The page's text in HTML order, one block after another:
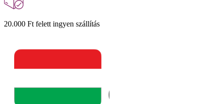
20.000 Ft felett ingyen szállítás